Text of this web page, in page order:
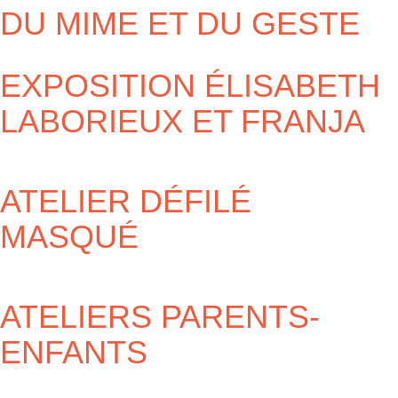
DU MIME ET DU GESTE
EXPOSITION ÉLISABETH
LABORIEUX ET FRANJA
ATELIER DÉFILÉ
MASQUÉ
ATELIERS PARENTS-
ENFANTS